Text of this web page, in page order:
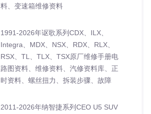
料、变速箱维修资料
1991-2026年讴歌系列CDX、ILX、
Integra、MDX、NSX、RDX、RLX、
RSX、TL、TLX、TSX原厂维修手册电
路图资料、维修资料、汽修资料库、正
时资料、螺丝扭力、拆装步骤、故障
2011-2026年纳智捷系列CEO U5 SUV